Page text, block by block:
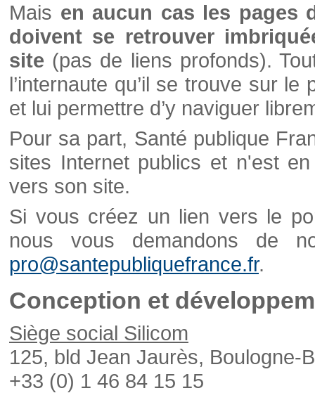
Mais en aucun cas les pages
doivent se retrouver
site (pas de liens profonds).
l’internaute qu’il se trouve sur
et lui permettre d’y naviguer
Pour sa part, Santé publique
sites Internet publics et n'est
vers son site.
Si vous créez un lien vers le
nous vous demandons de
pro@santepubliquefrance.fr.
Conception et
Siège social Silicom
125, bld Jean Jaurès, Boulogne-
+33 (0) 1 46 84 15 15